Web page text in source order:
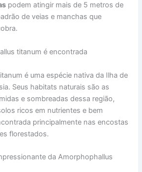
podem atingir mais de 5 metros de
de veias e manchas que
titanum é encontrada
é uma espécie nativa da Ilha de
Seus habitats naturais são as
e sombreadas dessa região,
ricos em nutrientes e bem
principalmente nas encostas
florestados.
da Amorphophallus